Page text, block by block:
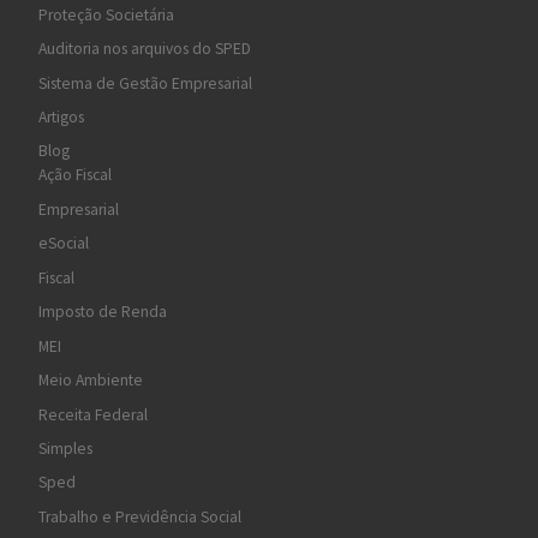
Proteção Societária
Auditoria nos arquivos do SPED
Sistema de Gestão Empresarial
Artigos
Blog
Ação Fiscal
Empresarial
eSocial
Fiscal
Imposto de Renda
MEI
Meio Ambiente
Receita Federal
Simples
Sped
Trabalho e Previdência Social